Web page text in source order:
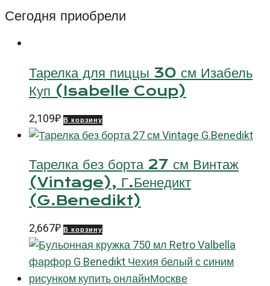
043
для
сервиза
(Luxor
Сегодня приобрели
Тарелка для пиццы 30 см Изабель
Куп (Isabelle Coup)
2,109₽ В корзину
Тарелка без борта 27 см Винтаж
(Vintage), Г.Бенедикт
(G.Benedikt)
2,667₽ В корзину